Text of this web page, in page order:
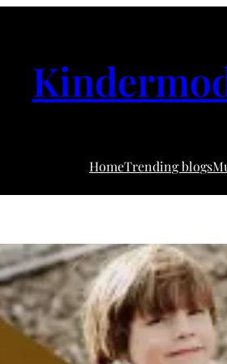
HomeTrending blogs